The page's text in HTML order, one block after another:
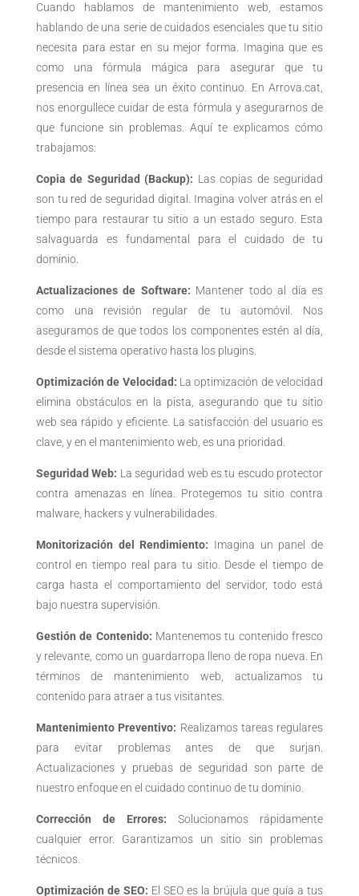
Cuando hablamos de mantenimiento web, estamos
hablando de una serie de cuidados esenciales que tu sitio
necesita para estar en su mejor forma. Imagina que es
como una fórmula mágica para asegurar que tu
presencia en línea sea un éxito continuo. En Arrova.cat,
nos enorgullece cuidar de esta fórmula y asegurarnos de
que funcione sin problemas. Aquí te explicamos cómo
trabajamos:
Copia de Seguridad (Backup): Las copias de seguridad
son tu red de seguridad digital. Imagina volver atrás en el
tiempo para restaurar tu sitio a un estado seguro. Esta
salvaguarda es fundamental para el cuidado de tu
dominio.
Actualizaciones de Software: Mantener todo al día es
como una revisión regular de tu automóvil. Nos
aseguramos de que todos los componentes estén al día,
desde el sistema operativo hasta los plugins.
Optimización de Velocidad: La optimización de velocidad
elimina obstáculos en la pista, asegurando que tu sitio
web sea rápido y eficiente. La satisfacción del usuario es
clave, y en el mantenimiento web, es una prioridad.
Seguridad Web: La seguridad web es tu escudo protector
contra amenazas en línea. Protegemos tu sitio contra
malware, hackers y vulnerabilidades.
Monitorización del Rendimiento: Imagina un panel de
control en tiempo real para tu sitio. Desde el tiempo de
carga hasta el comportamiento del servidor, todo está
bajo nuestra supervisión.
Gestión de Contenido: Mantenemos tu contenido fresco
y relevante, como un guardarropa lleno de ropa nueva. En
términos de mantenimiento web, actualizamos tu
contenido para atraer a tus visitantes.
Mantenimiento Preventivo: Realizamos tareas regulares
para evitar problemas antes de que surjan.
Actualizaciones y pruebas de seguridad son parte de
nuestro enfoque en el cuidado continuo de tu dominio.
Corrección de Errores: Solucionamos rápidamente
cualquier error. Garantizamos un sitio sin problemas
técnicos.
Optimización de SEO: El SEO es la brújula que guía a tus